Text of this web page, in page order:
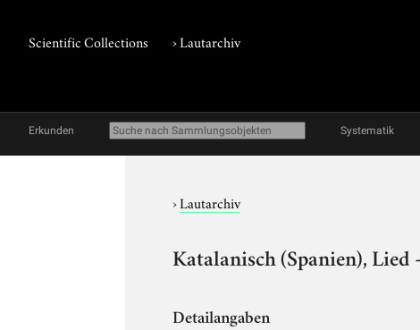
Scientific Collections ›Lautarchiv
Erkunden Systematik
›Lautarchiv
Katalanisch (Spanien), Lied
Detailangaben